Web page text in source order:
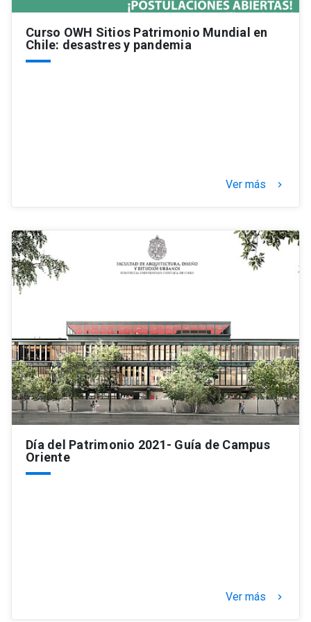
Curso OWH Sitios Patrimonio Mundial en
Chile: desastres y pandemia
Ver más keyboard_arrow_right
Día del Patrimonio 2021- Guía de Campus
Oriente
Ver más keyboard_arrow_right